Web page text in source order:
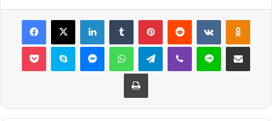
Facebook
X LinkedInTumblr PinterestReddit VKontakte
Pocket Skype MessengerWhatsAppTelegramViber Line E-Posta ile
Yazdır